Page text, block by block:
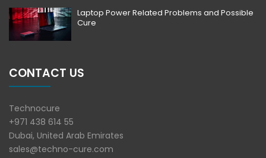
Laptop Power Related Problems and Possible
Cure
CONTACT US
Technocure
+971 438 614 55
Dubai, United Arab Emirates
sales@techno-cure.com